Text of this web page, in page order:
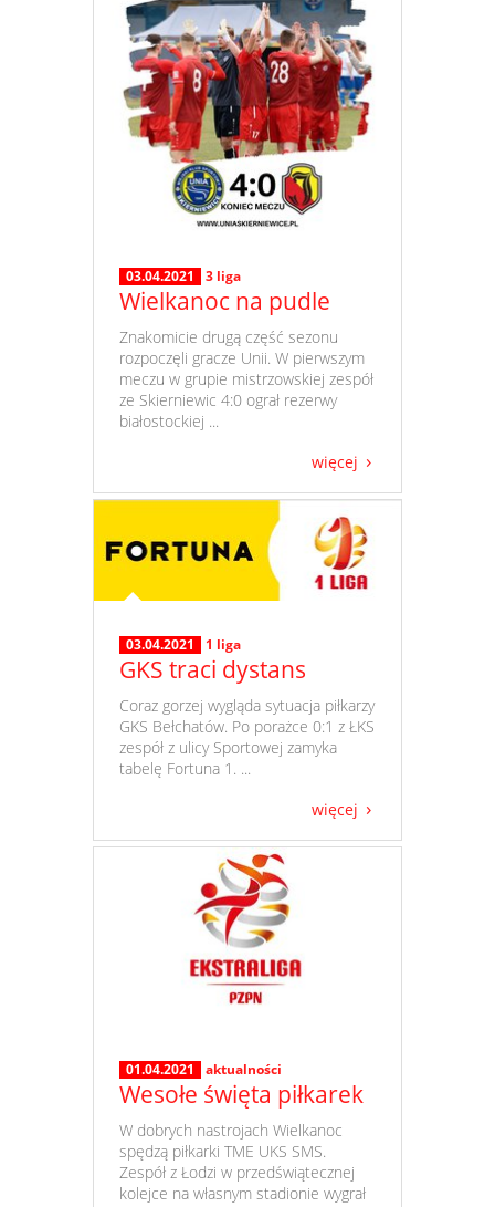
03.04.2021 3 liga
Wielkanoc na pudle
​ Znakomicie drugą część sezonu
rozpoczęli gracze Unii. W pierwszym
meczu w grupie mistrzowskiej zespół
ze Skierniewic 4:0 ograł rezerwy
białostockiej ...
więcej
03.04.2021 1 liga
GKS traci dystans
​ Coraz gorzej wygląda sytuacja piłkarzy
GKS Bełchatów. Po porażce 0:1 z ŁKS
zespół z ulicy Sportowej zamyka
tabelę Fortuna 1. ...
więcej
01.04.2021 aktualności
Wesołe święta piłkarek
​ W dobrych nastrojach Wielkanoc
spędzą piłkarki TME UKS SMS.
Zespół z Łodzi w przedświątecznej
kolejce na własnym stadionie wygrał